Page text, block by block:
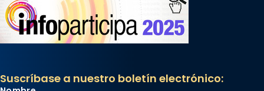
Suscríbase a nuestro boletín electrónico: